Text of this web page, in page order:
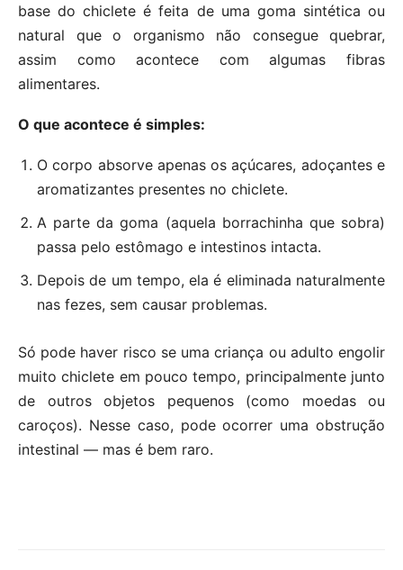
base do chiclete é feita de uma goma sintética ou
natural que o organismo não consegue quebrar,
assim como acontece com algumas fibras
alimentares.
O que acontece é simples:
O corpo absorve apenas os açúcares, adoçantes e
aromatizantes presentes no chiclete.
A parte da goma (aquela borrachinha que sobra)
passa pelo estômago e intestinos intacta.
Depois de um tempo, ela é eliminada naturalmente
nas fezes, sem causar problemas.
Só pode haver risco se uma criança ou adulto engolir
muito chiclete em pouco tempo, principalmente junto
de outros objetos pequenos (como moedas ou
caroços). Nesse caso, pode ocorrer uma obstrução
intestinal — mas é bem raro.